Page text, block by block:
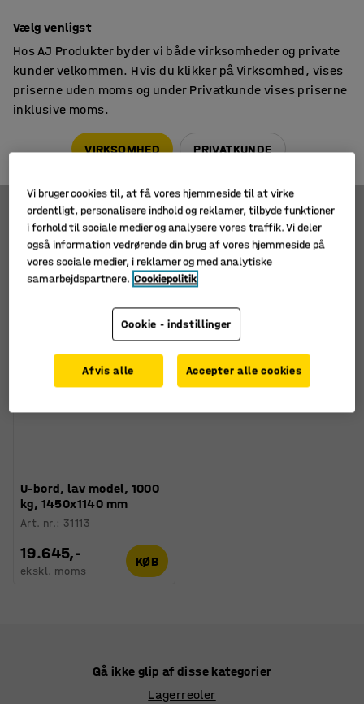
Lavprofil løfteborde, U-formet
Sortér
1 produkter
U-bord, lav model, 1000
kg, 1450x1140 mm
Art. nr.: 31113
19.645,-
ekskl. moms
KØB
Gå ikke glip af disse kategorier
Lagerreoler
Vælg venligst
Hos AJ Produkter byder vi både virksomheder og private
kunder velkommen. Hvis du klikker på Virksomhed, vises
priserne uden moms og under Privatkunde vises priserne
inklusive moms.
VIRKSOMHED PRIVATKUNDE
Vi bruger cookies til, at få vores hjemmeside til at virke
ordentligt, personalisere indhold og reklamer, tilbyde funktioner
i forhold til sociale medier og analysere vores traffik. Vi deler
også information vedrørende din brug af vores hjemmeside på
vores sociale medier, i reklamer og med analytiske
samarbejdspartnere. Cookiepolitik
Cookie - indstillinger
Afvis alle Accepter alle cookies